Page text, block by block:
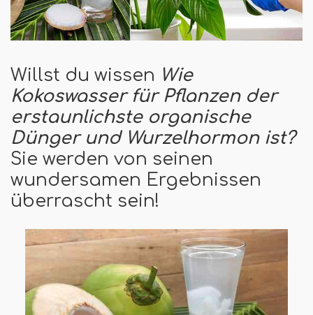
Willst du wissen Wie
Kokoswasser für Pflanzen der
erstaunlichste organische
Dünger und Wurzelhormon ist?
Sie werden von seinen
wundersamen Ergebnissen
überrascht sein!